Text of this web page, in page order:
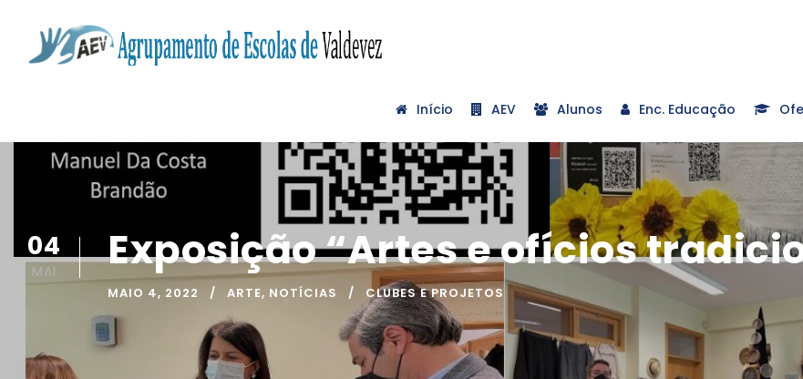
Início AEV Alunos Enc. Educação
04
MAI Exposição “Artes e ofícios
MAIO 4, 2022 ARTE, NOTÍCIAS CLUBES E PROJETOS